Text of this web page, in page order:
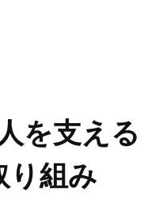
を支える
り組み